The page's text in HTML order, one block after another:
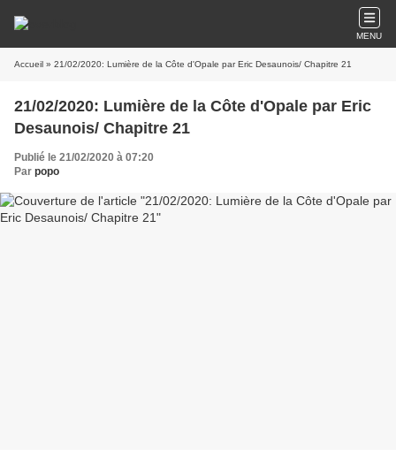
MENU
Accueil » 21/02/2020: Lumière de la Côte d'Opale par Eric Desaunois/ Chapitre 21
21/02/2020: Lumière de la Côte d'Opale par Eric
Desaunois/ Chapitre 21
Publié le 21/02/2020 à 07:20
Par popo